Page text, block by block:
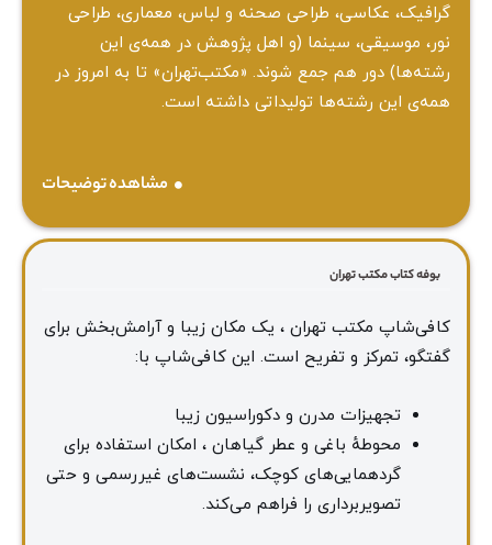
گرافیک، عکاسی، طراحی ‌صحنه و لباس، معماری، طراحی
نور، موسیقی، سینما (و اهل پژوهش در همه‌ی این
رشته‌ها) دور هم جمع شوند. «مکتب‌تهران» تا به امروز در
همه‌ی این رشته‌ها تولیداتی داشته است.
مشاهده توضیحات
بوفه کتاب مکتب تهران
کافی‌شاپ مکتب تهران ، یک مکان زیبا و آرامش‌بخش برای
گفتگو، تمرکز و تفریح است. این کافی‌شاپ با:
تجهیزات مدرن و دکوراسیون زیبا
محوطهٔ باغی و عطر گیاهان ، امکان استفاده برای
گردهمایی‌های کوچک، نشست‌های غیررسمی و حتی
تصویربرداری را فراهم می‌کند.